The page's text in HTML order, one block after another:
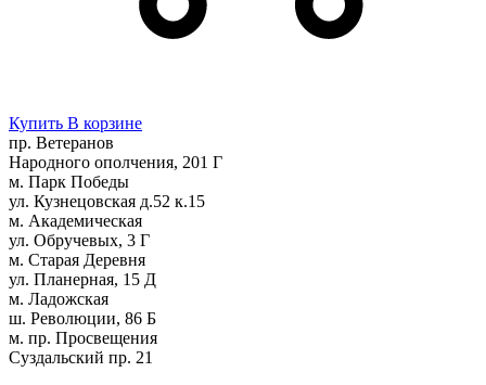
Купить В корзине
пр. Ветеранов
Народного ополчения, 201 Г
м. Парк Победы
ул. Кузнецовская д.52 к.15
м. Академическая
ул. Обручевых, 3 Г
м. Старая Деревня
ул. Планерная, 15 Д
м. Ладожская
ш. Революции, 86 Б
м. пр. Просвещения
Суздальский пр. 21